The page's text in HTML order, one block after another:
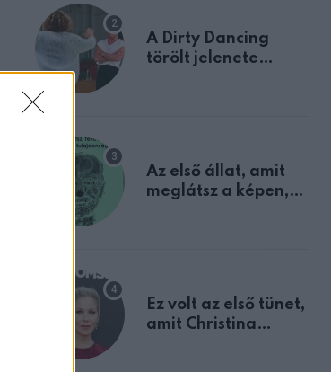
A Dirty Dancing
törölt jelenete
Az első állat, amit
meglátsz a képen,
Ez volt az első tünet,
amit Christina